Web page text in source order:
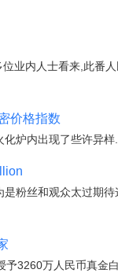
业内人士看来,此番
价格指数
炉内出现了些许异样.
粉丝和观众太过期
3260万人民币真金